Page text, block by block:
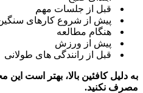
قبل از جلسات مهم
پیش از شروع کارهای
هنگام مطالعه
پیش از ورزش
قبل از رانندگی های طولانی
به دلیل کافئین بالا، بهتر است
مصرف نکنید.